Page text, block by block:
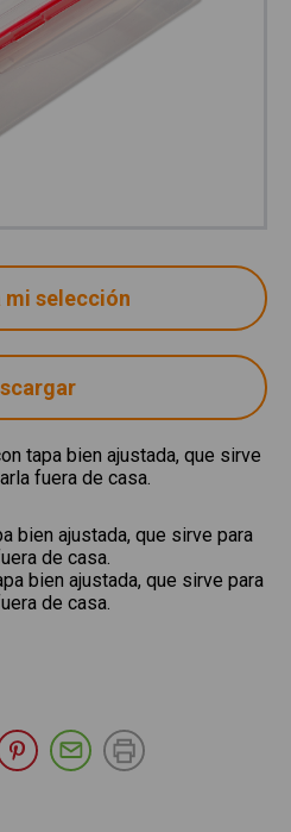
tapa bien ajustada, que sirve
fuera de casa.
bien ajustada, que sirve para
de casa.
bien ajustada, que sirve para
de casa.
Facebook
en Twitter
Compartir en Google Plus
Compartir en Pinterest
Compartir por E-